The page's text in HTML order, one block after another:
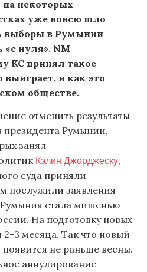
некоторых
уже вовсю шло
выборы в Румынии
нуля». NM
КС принял такое
выиграет, и как это
обществе.
отменить результаты
президента Румынии,
занял
Кэлин Джорджеску,
суда приняли
послужили заявления
стала мишенью
На подготовку новых
2-3 месяца. Так что новый
не раньше весны.
аннулирование